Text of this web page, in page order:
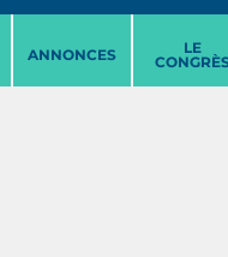
ANNONCES
LE